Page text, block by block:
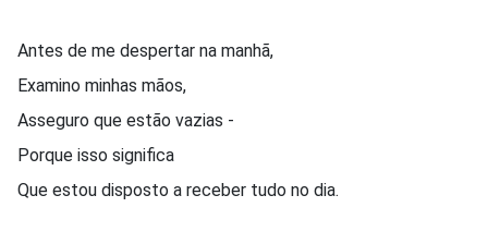
Antes de me despertar na manhã,
Examino minhas mãos,
Asseguro que estão vazias -
Porque isso significa
Que estou disposto a receber tudo no dia.